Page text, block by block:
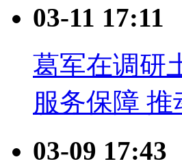
03-11 17:11
葛军在调研
服务保障
03-09 17:43